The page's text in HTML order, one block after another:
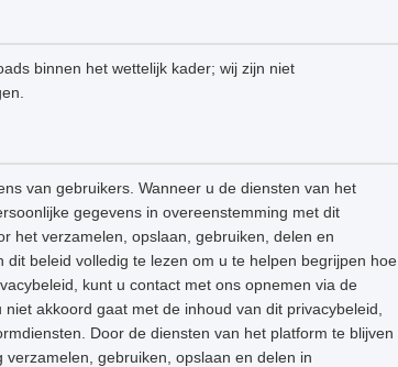
binnen het wettelijk kader; wij zijn niet
van gebruikers. Wanneer u de diensten van het
gegevens in overeenstemming met dit
het verzamelen, opslaan, gebruiken, delen en
beleid volledig te lezen om u te helpen begrijpen hoe
kunt u contact met ons opnemen via de
akkoord gaat met de inhoud van dit privacybeleid,
Door de diensten van het platform te blijven
gebruiken, opslaan en delen in